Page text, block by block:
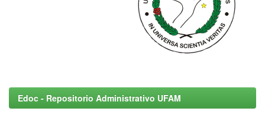
Edoc - Repositorio Administrativo UFAM